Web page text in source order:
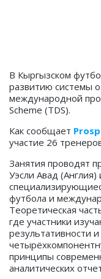
В Кыргызском
развитию системы
международной
Scheme (TDS).
Как сообщает
участие 26
Занятия проводят
Уэсли Авад
футбола и
Теоретическая
где участники
результативности
принципы
аналитических